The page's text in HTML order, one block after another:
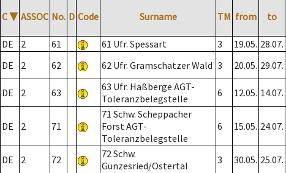
C ▼ ASSOC No. D Code Surname TM from to
DE
2 61 61 Ufr. Spessart 3 19.05. 28.07.
DE
2 62 62 Ufr. Gramschatzer Wald 3 20.05. 29.07.
DE 2 63
63 Ufr. Haßberge AGT-
Toleranzbelegstelle
6 12.05. 14.07.
DE 2 71
71 Schw. Scheppacher
Forst AGT-
Toleranzbelegstelle
6 15.05. 24.07.
DE 2 72
72 Schw.
Gunzesried/Ostertal
3 30.05. 25.07.